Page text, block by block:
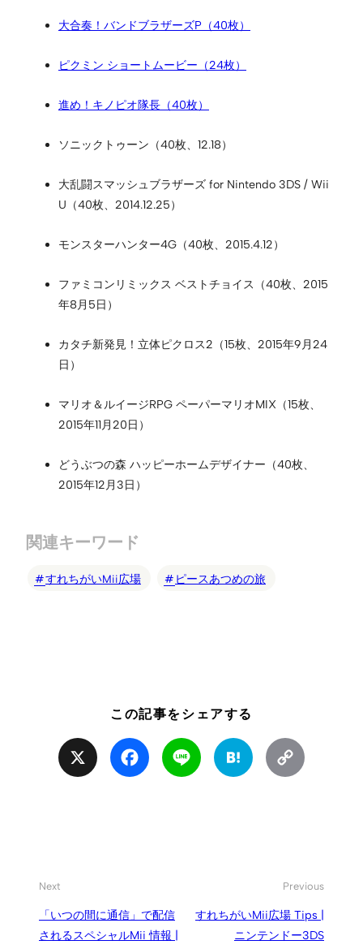
大合奏！バンドブラザーズP（40枚）
ピクミン ショートムービー（24枚）
進め！キノピオ隊長（40枚）
ソニックトゥーン（40枚、12.18）
大乱闘スマッシュブラザーズ for Nintendo 3DS / Wii
U（40枚、2014.12.25）
モンスターハンター4G（40枚、2015.4.12）
ファミコンリミックス ベストチョイス（40枚、2015
年8月5日）
カタチ新発見！立体ピクロス2（15枚、2015年9月24
日）
マリオ＆ルイージRPG ペーパーマリオMIX（15枚、
2015年11月20日）
どうぶつの森 ハッピーホームデザイナー（40枚、
2015年12月3日）
関連キーワード
すれちがいMii広場 ピースあつめの旅
この記事をシェアする
Facebook Line Hatena
Next
「いつの間に通信」で配信
されるスペシャルMii 情報 |
Previous
すれちがいMii広場 Tips |
ニンテンドー3DS